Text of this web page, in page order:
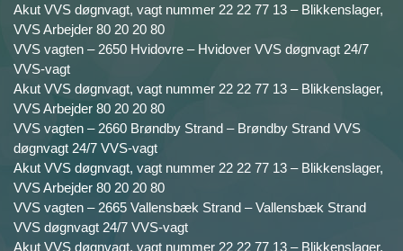
Akut VVS døgnvagt, vagt nummer 22 22 77 13 – Blikkenslager,
VVS Arbejder 80 20 20 80
VVS vagten – 2650 Hvidovre – Hvidover VVS døgnvagt 24/7
VVS-vagt
Akut VVS døgnvagt, vagt nummer 22 22 77 13 – Blikkenslager,
VVS Arbejder 80 20 20 80
VVS vagten – 2660 Brøndby Strand – Brøndby Strand VVS
døgnvagt 24/7 VVS-vagt
Akut VVS døgnvagt, vagt nummer 22 22 77 13 – Blikkenslager,
VVS Arbejder 80 20 20 80
VVS vagten – 2665 Vallensbæk Strand – Vallensbæk Strand
VVS døgnvagt 24/7 VVS-vagt
Akut VVS døgnvagt, vagt nummer 22 22 77 13 – Blikkenslager,